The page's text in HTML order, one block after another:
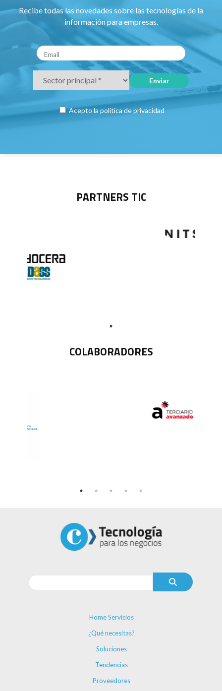
Recibe todas las novedades sobre las tecnologías de la
información para empresas.
Acepto la política de privacidad
PARTNERS TIC
COLABORADORES
Home Servicios
¿Qué necesitas?
Soluciones
Tendencias
Proveedores